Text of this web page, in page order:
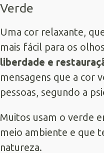
Verde
Uma cor relaxante,
mais fácil para os
liberdade e
mensagens que a cor
pessoas, segundo a
Muitos usam o verde
meio ambiente e que
natureza.